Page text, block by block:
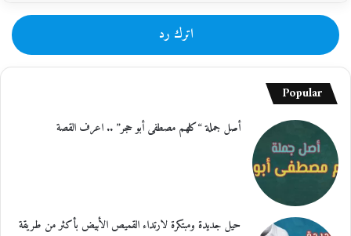
اترك رد
Popular
أصل جملة “كلهم مصطفى أبو حجر” .. اعرف القصة
حيل جديدة ومبتكرة لارتداء القميص الأبيض بأكثر من طريقة